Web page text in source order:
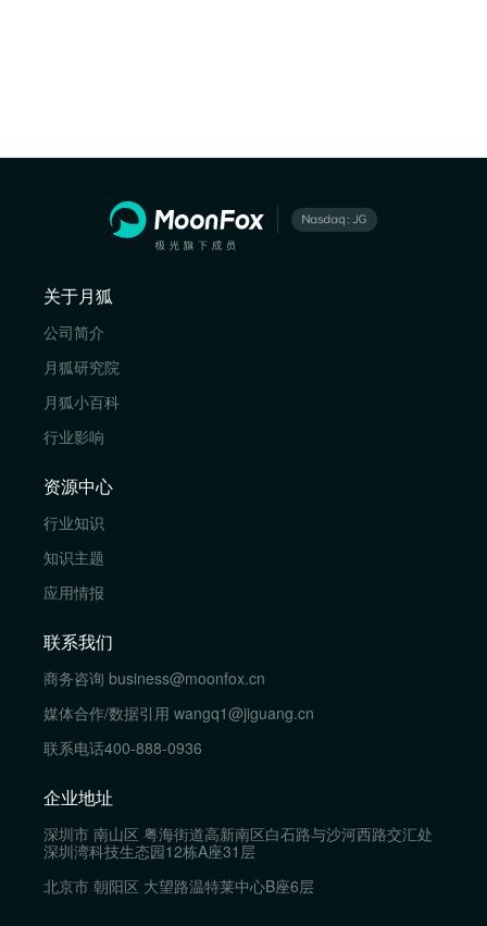
关于月狐
公司简介
月狐研究院
月狐小百科
行业影响
资源中心
行业知识
知识主题
应用情报
联系我们
商务咨询 business@moonfox.cn
媒体合作/数据引用 wangq1@jiguang.cn
联系电话400-888-0936
企业地址
深圳市 南山区 粤海街道高新南区白石路与沙河西路交汇处
深圳湾科技生态园12栋A座31层
北京市 朝阳区 大望路温特莱中心B座6层